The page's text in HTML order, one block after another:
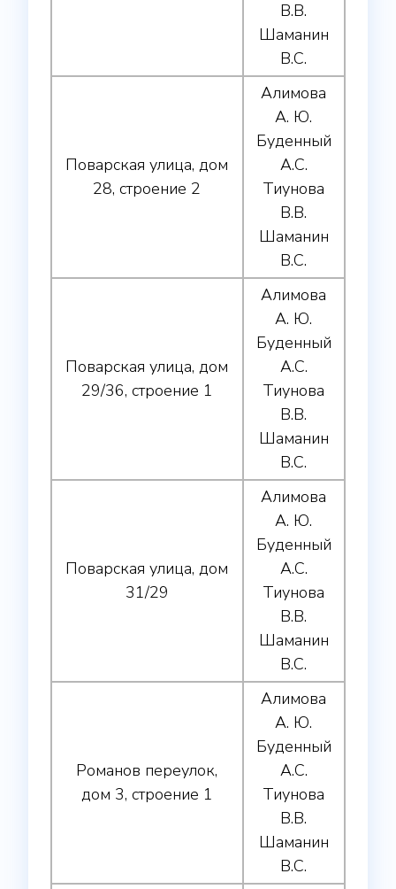
В.В.
Шаманин
В.С.
Поварская улица, дом
28, строение 2
Алимова
А. Ю.
Буденный
А.С.
Тиунова
В.В.
Шаманин
В.С.
Поварская улица, дом
29/36, строение 1
Алимова
А. Ю.
Буденный
А.С.
Тиунова
В.В.
Шаманин
В.С.
Поварская улица, дом
31/29
Алимова
А. Ю.
Буденный
А.С.
Тиунова
В.В.
Шаманин
В.С.
Романов переулок,
дом 3, строение 1
Алимова
А. Ю.
Буденный
А.С.
Тиунова
В.В.
Шаманин
В.С.